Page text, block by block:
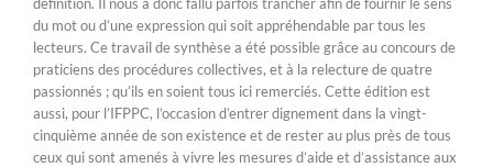
du mot ou d’une expression qui soit appréhendable par tous les
lecteurs. Ce travail de synthèse a été possible grâce au concours de
praticiens des procédures collectives, et à la relecture de quatre
passionnés ; qu’ils en soient tous ici remerciés. Cette édition est
aussi, pour l’IFPPC, l’occasion d’entrer dignement dans la vingt-
cinquième année de son existence et de rester au plus près de tous
ceux qui sont amenés à vivre les mesures d’aide et d’assistance aux